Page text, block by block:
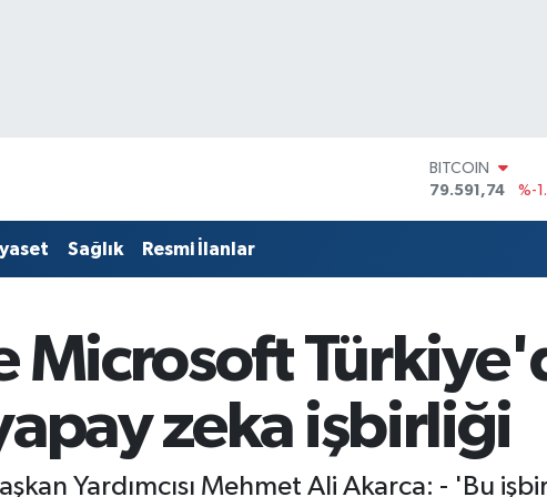
DOLAR
45,43620
61,60380
BİST100
14.598,00
%0
BITCOIN
79.591,74
Sağlık Resmi İlanlar
Microsoft
zeka işbirliği
Yardımcısı Mehmet Ali Akarca: - 'Bu